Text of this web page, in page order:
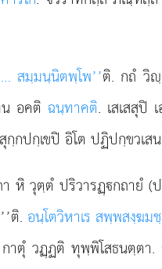
สมฺมนฺนิตพฺโพ’’ติ. กถํ วิ
อคติ ฉนฺทาคติ. เสเสสุปิ
ปกฺเขปิ อิโต ปฏิปกฺขวเส
วุตฺตํ ปริวารฏฺกถายํ (ป
ติ. อนฺโตวิหาเร สพฺพสงฺฆ
าตุํ วฏฺฏติ ทุพฺพิโสธนตฺตา.